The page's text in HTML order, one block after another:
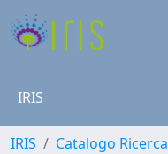
IRIS
IRIS Catalogo Ricerca